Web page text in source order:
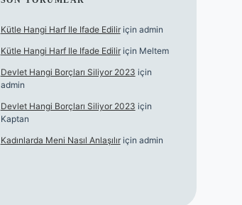
Kütle Hangi Harf Ile Ifade Ediliriçin admin
Kütle Hangi Harf Ile Ifade Ediliriçin Meltem
Devlet Hangi Borçları Siliyor 2023 için
admin
Devlet Hangi Borçları Siliyor 2023 için
Kaptan
Kadınlarda Meni Nasıl Anlaşılıriçin admin